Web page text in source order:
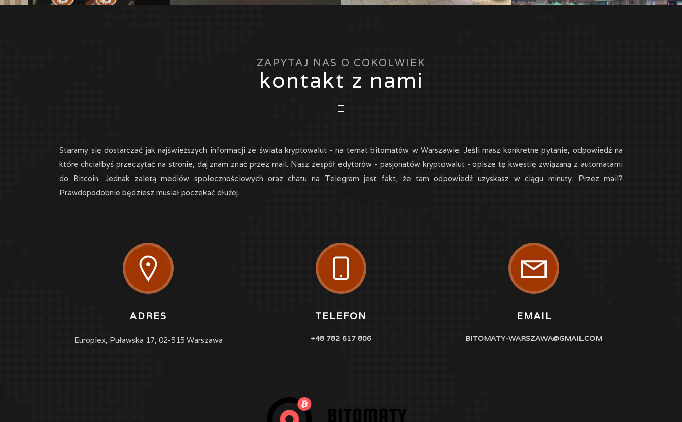
ZAPYTAJ NAS O COKOLWIEK
kontakt z nami
Staramy się dostarczać jak najświeższych informacji ze świata kryptowalut - na temat bitomatów w Warszawie. Jeśli masz konkretne pytanie, odpowiedź na
które chciałbyś przeczytać na stronie, daj znam znać przez mail. Nasz zespół edytorów - pasjonatów kryptowalut - opisze tę kwestię związaną z automatami
do Bitcoin. Jednak zaletą mediów społecznościowych oraz chatu na Telegram jest fakt, że tam odpowiedź uzyskasz w ciągu minuty. Przez mail?
Prawdopodobnie będziesz musiał poczekać dłużej.

ADRES
Europlex, Puławska 17, 02-515 Warszawa

TELEFON
+48 782 617 806

EMAIL
BITOMATY-WARSZAWA@GMAIL.COM